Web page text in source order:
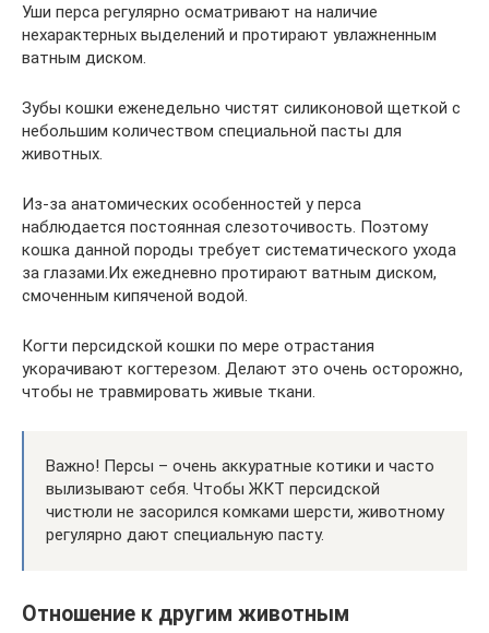
Уши перса регулярно осматривают на наличие
нехарактерных выделений и протирают увлажненным
ватным диском.
Зубы кошки еженедельно чистят силиконовой щеткой с
небольшим количеством специальной пасты для
животных.
Из-за анатомических особенностей у перса
наблюдается постоянная слезоточивость. Поэтому
кошка данной породы требует систематического ухода
за глазами.Их ежедневно протирают ватным диском,
смоченным кипяченой водой.
Когти персидской кошки по мере отрастания
укорачивают когтерезом. Делают это очень осторожно,
чтобы не травмировать живые ткани.
Важно! Персы – очень аккуратные котики и часто
вылизывают себя. Чтобы ЖКТ персидской
чистюли не засорился комками шерсти, животному
регулярно дают специальную пасту.
Отношение к другим животным